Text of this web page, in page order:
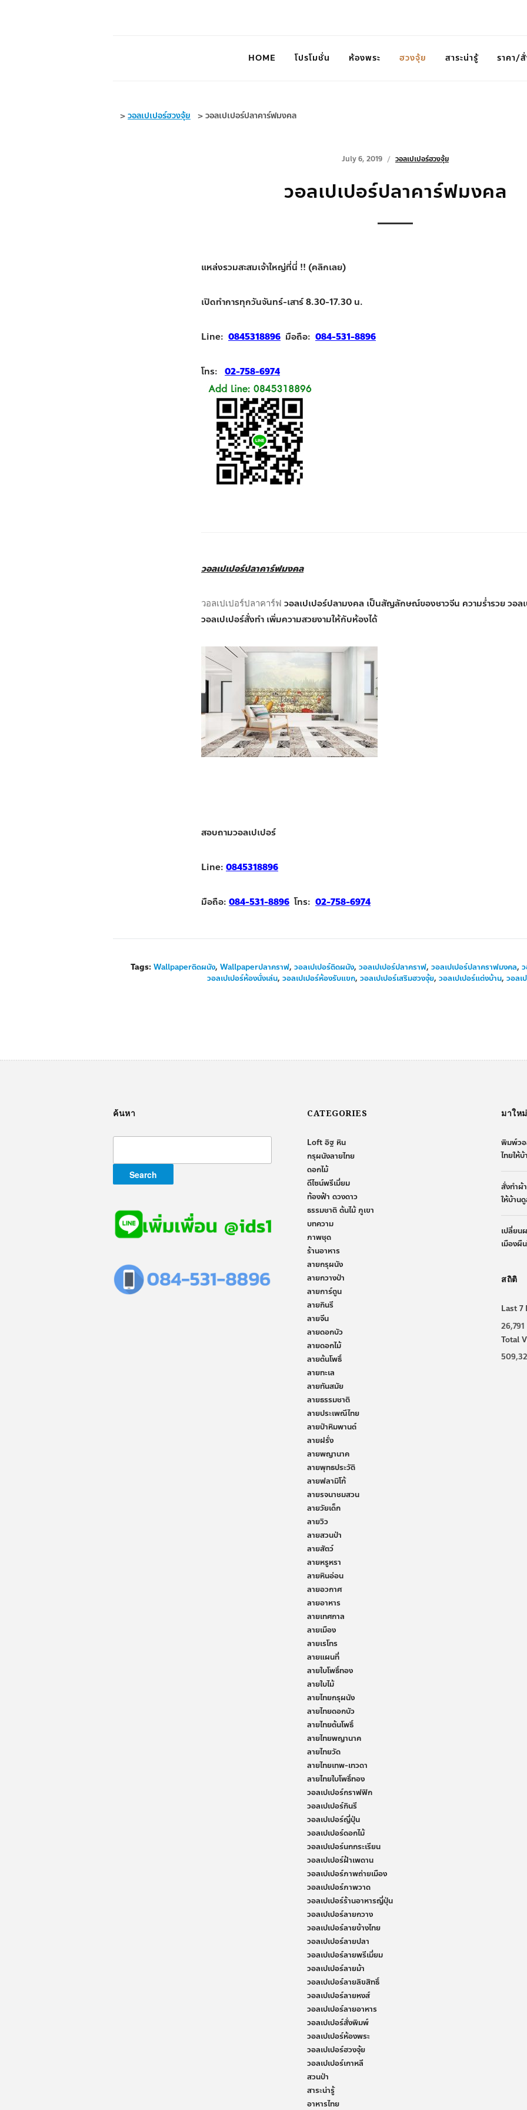
HOME โปรโมชั่น ห้องพระ ฮวงจุ้ย สาระน่ารู้ ราคา/
>วอลเปเปอร์ฮวงจุ้ย >วอลเปเปอร์ปลาคาร์ฟมงคล
July 6, 2019 วอลเปเปอร์ฮวงจุ้ย
วอลเปเปอร์ปลาคาร์ฟมงคล
แหล่งรวมสะสมเจ้าใหญ่ที่นี่ !! (คลิกเลย)
เปิดทำการทุกวันจันทร์-เสาร์ 8.30-17.30 น.
Line: 0845318896 มือถือ: 084-531-8896
โทร: 02-758-6974
วอลเปเปอร์ปลาคาร์ฟมงคล
วอลเปเปอร์ปลาคาร์ฟ วอลเปเปอร์ปลามงคล เป็นสัญลักษณ์ของชาวจีน ความร่ำรวย วอล
วอลเปเปอร์สั่งทำ เพิ่มความสวยงามให้กับห้องได้
สอบถามวอลเปเปอร์
Line: 0845318896
มือถือ: 084-531-8896 โทร: 02-758-6974
Tags: Wallpaperติดผนัง, Wallpaperปลาคราฟ, วอลเปเปอร์ติดผนัง, วอลเปเปอร์ปลาคราฟ, วอลเปเปอร์ปลาคราฟมงคล,
วอลเปเปอร์ห้องนั่งเล่น, วอลเปเปอร์ห้องรับแขก, วอลเปเปอร์เสริมฮวงจุ้ย, วอลเปเปอร์แต่งบ้าน, วอลเ
ค้นหา CATEGORIES
Loft อิฐ หิน
กรุผนังลายไทย
ดอกไม้
ดีไซน์พรีเมี่ยม
ท้องฟ้า ดวงดาว
ธรรมชาติ ต้นไม้ ภูเขา
บทความ
ภาพชุด
ร้านอาหาร
ลายกรุผนัง
ลายกวางป่า
ลายการ์ตูน
ลายกินรี
ลายจีน
ลายดอกบัว
ลายดอกไม้
ลายต้นโพธิ์
ลายทะเล
ลายทันสมัย
ลายธรรมชาติ
ลายประเพณีไทย
ลายป่าหิมพานต์
ลายฝรั่ง
ลายพญานาค
ลายพุทธประวัติ
ลายฟลามิโก้
ลายรจนาชมสวน
ลายวัยเด็ก
ลายวิว
ลายสวนป่า
ลายสัตว์
ลายหรูหรา
ลายหินอ่อน
ลายอวกาศ
ลายอาหาร
ลายเทศกาล
ลายเมือง
ลายเรโทร
ลายแผนที่
ลายใบโพธิ์ทอง
ลายใบไม้
ลายไทยกรุผนัง
ลายไทยดอกบัว
ลายไทยต้นโพธิ์
ลายไทยพญานาค
ลายไทยวัด
ลายไทยเทพ-เทวดา
ลายไทยใบโพธิ์ทอง
วอลเปเปอร์กราฟฟิก
วอลเปเปอร์กินรี
วอลเปเปอร์ญี่ปุ่น
วอลเปเปอร์ดอกไม้
วอลเปเปอร์นกกระเรียน
วอลเปเปอร์ฝ้าเพดาน
วอลเปเปอร์ภาพถ่ายเมือง
วอลเปเปอร์ภาพวาด
วอลเปเปอร์ร้านอาหารญี่ปุ่น
วอลเปเปอร์ลายกวาง
วอลเปเปอร์ลายข้างไทย
วอลเปเปอร์ลายปลา
วอลเปเปอร์ลายพรีเมี่ยม
วอลเปเปอร์ลายม้า
วอลเปเปอร์ลายลิขสิทธิ์
วอลเปเปอร์ลายหงส์
วอลเปเปอร์ลายอาหาร
วอลเปเปอร์สั่งพิมพ์
วอลเปเปอร์ห้องพระ
วอลเปเปอร์ฮวงจุ้ย
วอลเปเปอร์เกาหลี
สวนป่า
สาระน่ารู้
อาหารไทย
มาใหม่
พิมพ์วอ
ไทยให้
สั่งทำผ้
ให้บ้าน
เปลี่ยน
เมืองผื
สถิติ
Last 7
26,791
Total